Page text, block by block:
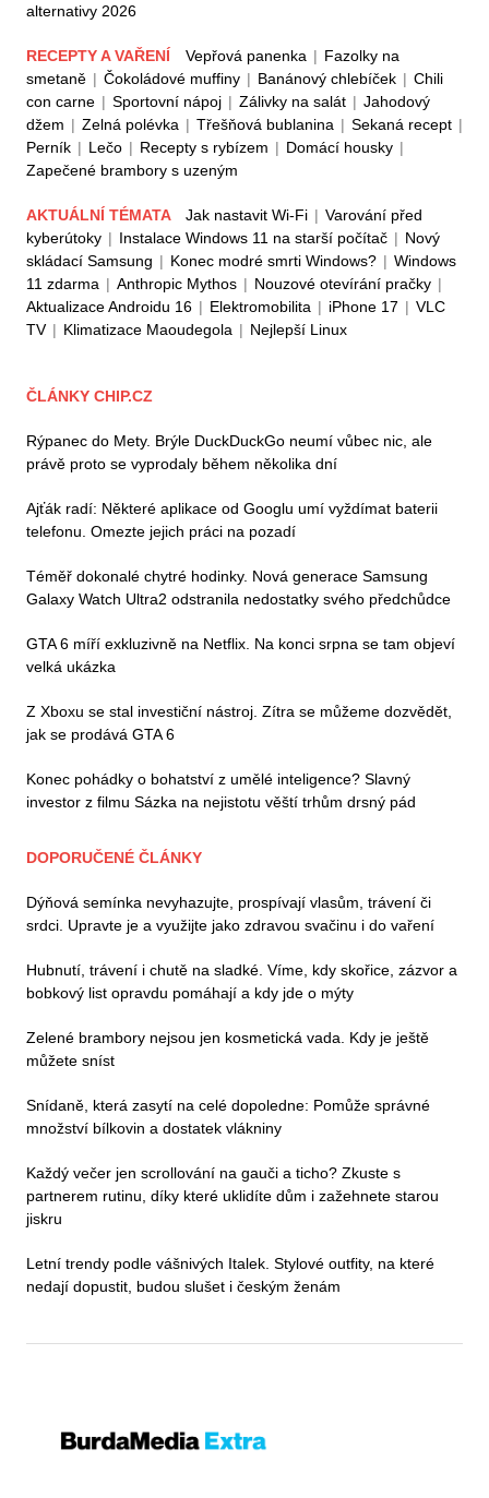
alternativy 2026
RECEPTY A VAŘENÍ Vepřová panenka | Fazolky na
smetaně | Čokoládové muffiny | Banánový chlebíček | Chili
con carne | Sportovní nápoj | Zálivky na salát | Jahodový
džem | Zelná polévka | Třešňová bublanina | Sekaná recept |
Perník | Lečo | Recepty s rybízem | Domácí housky |
Zapečené brambory s uzeným
AKTUÁLNÍ TÉMATA Jak nastavit Wi-Fi | Varování před
kyberútoky | Instalace Windows 11 na starší počítač | Nový
skládací Samsung | Konec modré smrti Windows? | Windows
11 zdarma | Anthropic Mythos | Nouzové otevírání pračky |
Aktualizace Androidu 16 | Elektromobilita | iPhone 17 | VLC
TV | Klimatizace Maoudegola | Nejlepší Linux
ČLÁNKY CHIP.CZ
Rýpanec do Mety. Brýle DuckDuckGo neumí vůbec nic, ale
právě proto se vyprodaly během několika dní
Ajťák radí: Některé aplikace od Googlu umí vyždímat baterii
telefonu. Omezte jejich práci na pozadí
Téměř dokonalé chytré hodinky. Nová generace Samsung
Galaxy Watch Ultra2 odstranila nedostatky svého předchůdce
GTA 6 míří exkluzivně na Netflix. Na konci srpna se tam objeví
velká ukázka
Z Xboxu se stal investiční nástroj. Zítra se můžeme dozvědět,
jak se prodává GTA 6
Konec pohádky o bohatství z umělé inteligence? Slavný
investor z filmu Sázka na nejistotu věští trhům drsný pád
DOPORUČENÉ ČLÁNKY
Dýňová semínka nevyhazujte, prospívají vlasům, trávení či
srdci. Upravte je a využijte jako zdravou svačinu i do vaření
Hubnutí, trávení i chutě na sladké. Víme, kdy skořice, zázvor a
bobkový list opravdu pomáhají a kdy jde o mýty
Zelené brambory nejsou jen kosmetická vada. Kdy je ještě
můžete sníst
Snídaně, která zasytí na celé dopoledne: Pomůže správné
množství bílkovin a dostatek vlákniny
Každý večer jen scrollování na gauči a ticho? Zkuste s
partnerem rutinu, díky které uklidíte dům i zažehnete starou
jiskru
Letní trendy podle vášnivých Italek. Stylové outfity, na které
nedají dopustit, budou slušet i českým ženám